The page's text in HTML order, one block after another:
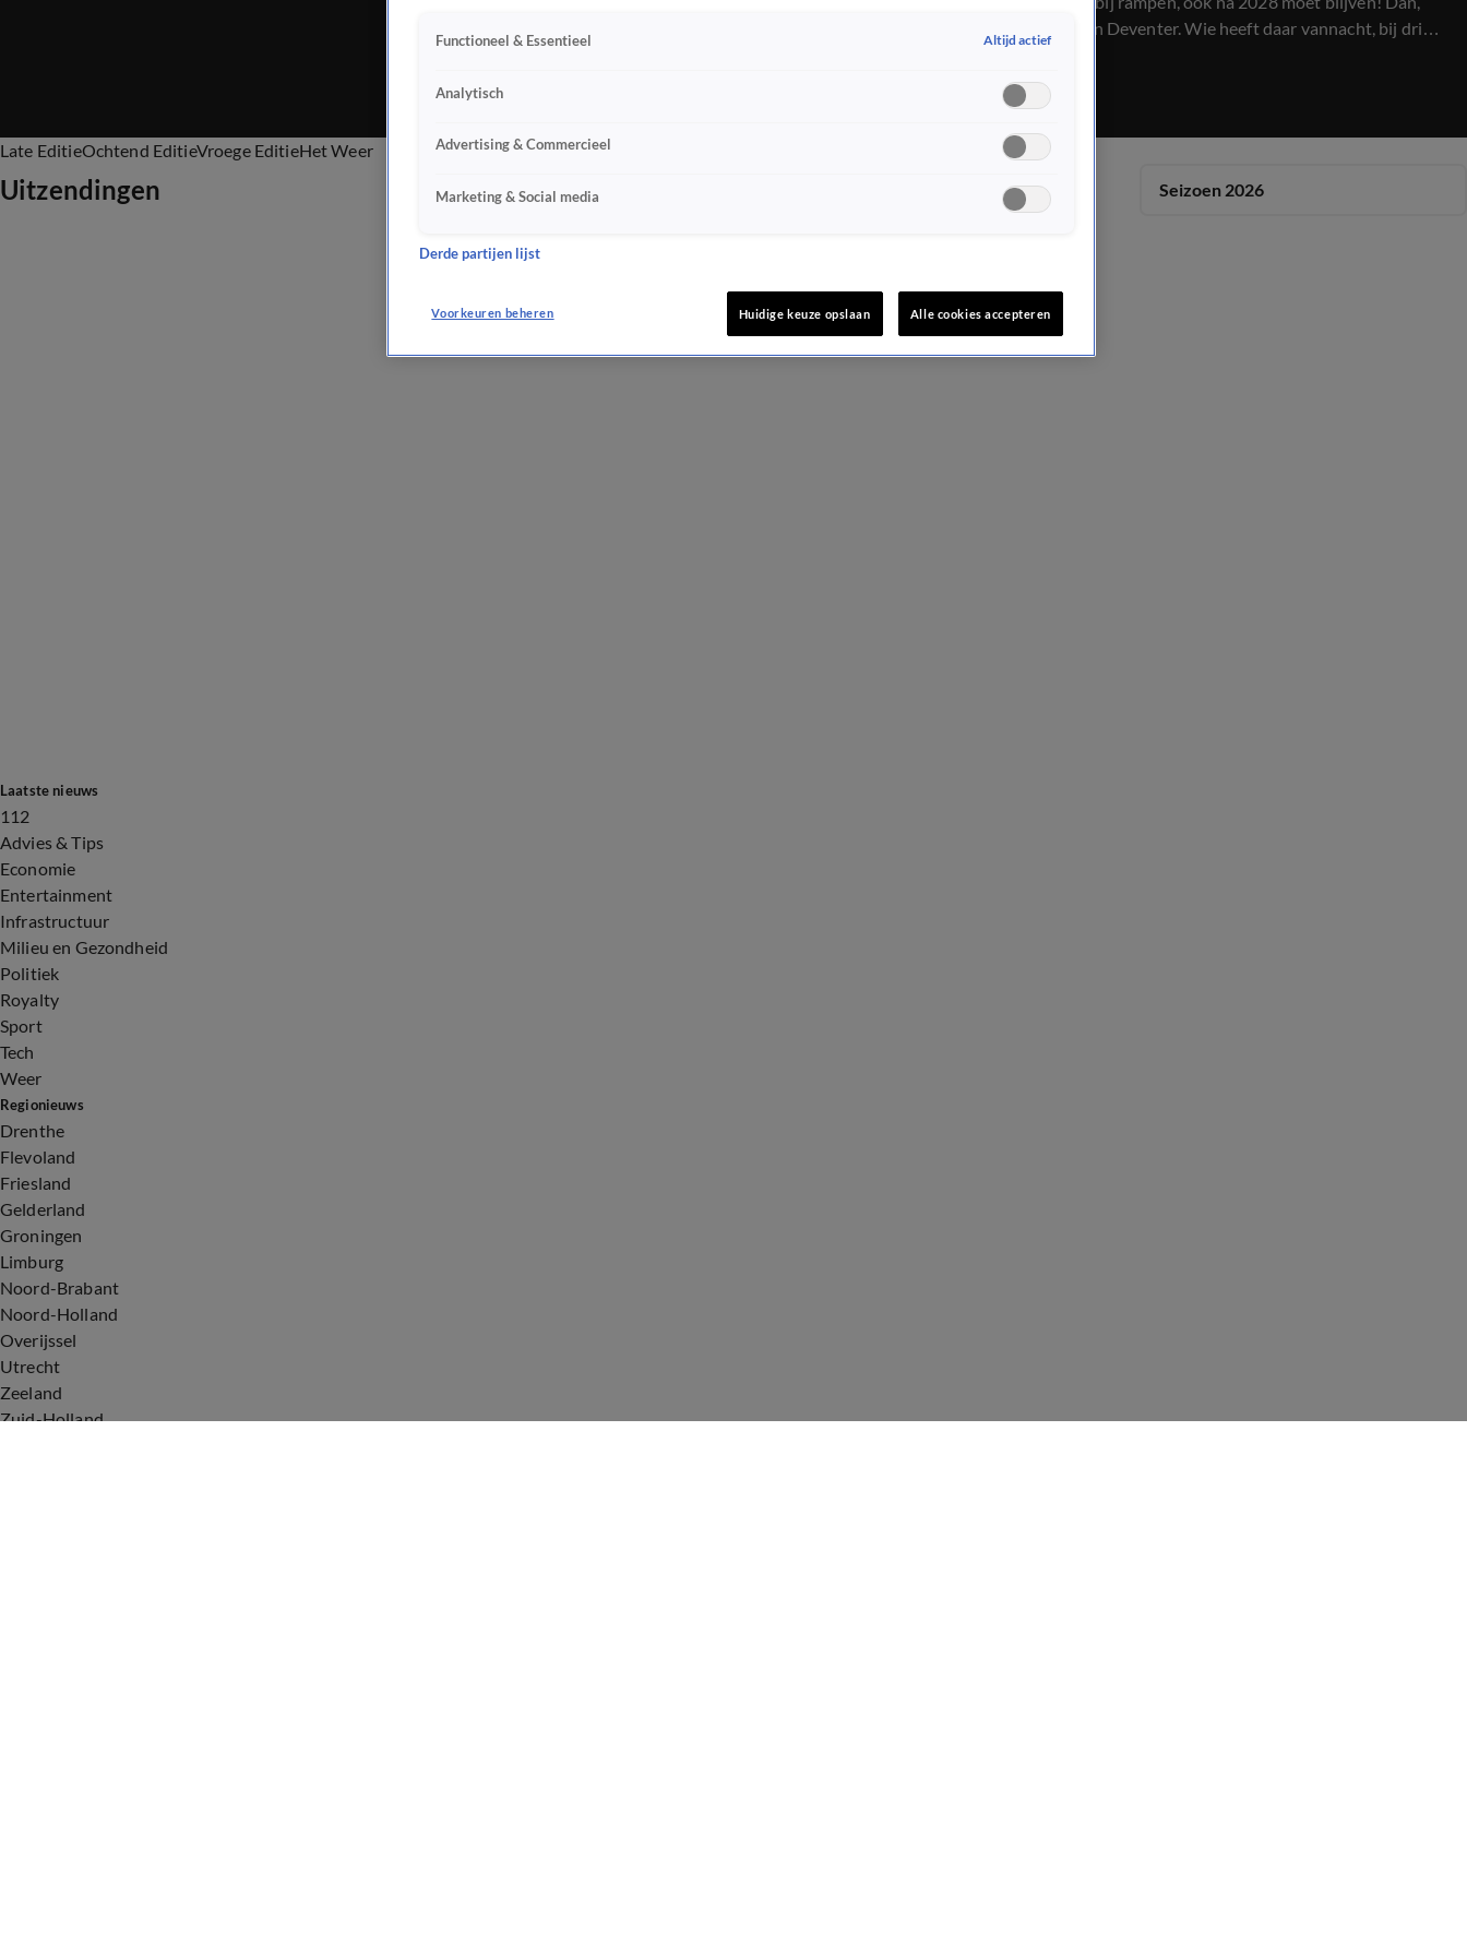
een raadsel in Deventer. Wie heeft daar vannacht, bij drie
historische panden, rookfakkels naar binnen gegooid?
Late EditieOchtend EditieVroege EditieHet Weer
Uitzendingen Seizoen 2026
Laatste nieuws
112
Advies & Tips
Economie
Entertainment
Infrastructuur
Milieu en Gezondheid
Politiek
Royalty
Sport
Tech
Weer
Regionieuws
Drenthe
Flevoland
Friesland
Gelderland
Groningen
Limburg
Noord-Brabant
Noord-Holland
Overijssel
Utrecht
Zeeland
Zuid-Holland
Functioneel & Essentieel Altijd actief
Analytisch
Advertising & Commercieel
Marketing & Social media
Derde partijen lijst
Voorkeuren beheren Huidige keuze opslaan Alle cookies accepteren